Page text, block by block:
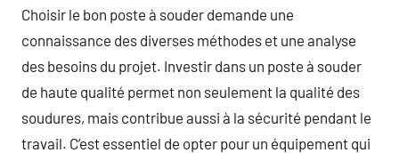
Choisir le bon poste à souder demande une
connaissance des diverses méthodes et une analyse
des besoins du projet. Investir dans un poste à souder
de haute qualité permet non seulement la qualité des
soudures, mais contribue aussi à la sécurité pendant le
travail. C’est essentiel de opter pour un équipement qui